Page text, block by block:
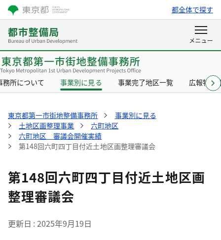
都全体で探す
務所について 事業別に見る 事業完了地区一覧 広報物一
東京都第一市街地整備事務所
事業別に見る
土地区画整理事業
六町地区
六町地区 審議会開催実績
第148回六町四丁目付近土地区画整理審議会
第148回六町四丁目付近土地区画
整理審議会
更新日 2025年9月19日